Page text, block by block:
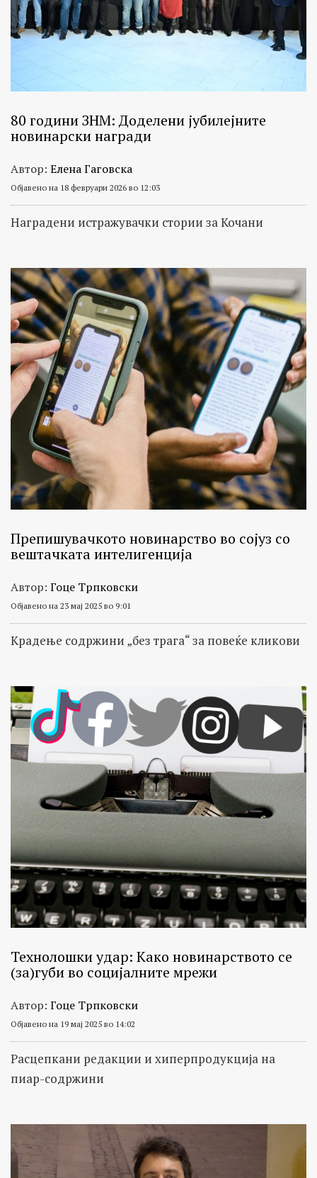
80 години ЗНМ: Доделени јубилејните
новинарски награди
Автор: Елена Гаговска
Објавено на 18 февруари 2026 во 12:03
Наградени истражувачки стории за Кочани
Препишувачкото новинарство во сојуз со
вештачката интелигенција
Автор: Гоце Трпковски
Објавено на 23 мај 2025 во 9:01
Крадење содржини „без трага“ за повеќе кликови
Технолошки удар: Како новинарството се
(за)губи во социјалните мрежи
Автор: Гоце Трпковски
Објавено на 19 мај 2025 во 14:02
Расцепкани редакции и хиперпродукција на
пиар-содржини